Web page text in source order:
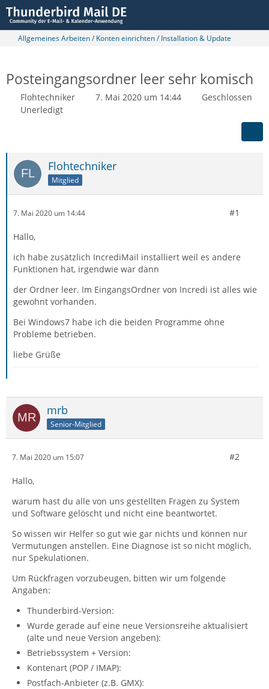
Allgemeines Arbeiten / Konten einrichten / Installation & Update
Posteingangsordner leer sehr komisch
Flohtechniker 7. Mai 2020 um 14:44
Geschlossen
Unerledigt
Flohtechniker
Mitglied
7. Mai 2020 um 14:44 #1
Hallo,
ich habe zusätzlich IncrediMail installiert weil es andere
Funktionen hat, irgendwie war dann
der Ordner leer. Im EingangsOrdner von Incredi ist alles wie
gewohnt vorhanden.
Bei Windows7 habe ich die beiden Programme ohne
Probleme betrieben.
liebe Grüße
mrb
Senior-Mitglied
7. Mai 2020 um 15:07 #2
Hallo,
warum hast du alle von uns gestellten Fragen zu System
und Software gelöscht und nicht eine beantwortet.
So wissen wir Helfer so gut wie gar nichts und können nur
Vermutungen anstellen. Eine Diagnose ist so nicht möglich,
nur Spekulationen.
Um Rückfragen vorzubeugen, bitten wir um folgende
Angaben:
Thunderbird-Version:
Wurde gerade auf eine neue Versionsreihe aktualisiert
(alte und neue Version angeben):
Betriebssystem + Version:
Kontenart (POP / IMAP):
Postfach-Anbieter (z.B. GMX):